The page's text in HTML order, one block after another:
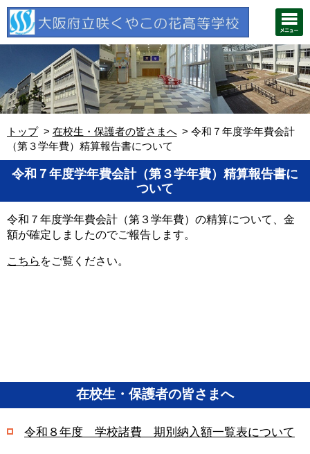
トップ 在校生・保護者の皆さまへ
令和７年度学年費会計
（第３学年費）精算報告書について
令和７年度学年費会計（第３学年費）精算報告書に
ついて
令和７年度学年費会計（第３学年費）の精算について、金
額が確定しましたのでご報告します。
こちら をご覧ください。
在校生・保護者の皆さまへ
令和８年度 学校諸費 期別納入額一覧表について